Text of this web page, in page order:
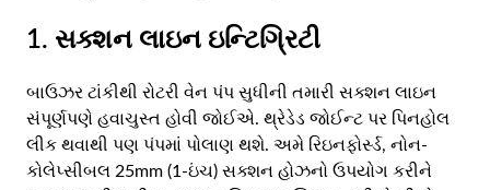
1. સક્શન લાઇન ઇન્ટિગ્રિટી
બાઉઝર ટાંકીથી રોટરી વેન પંપ સુધીની તમારી સક્શન લાઇન
સંપૂર્ણપણે હવાચુસ્ત હોવી જોઈએ. થ્રેડેડ જોઈન્ટ પર પિનહોલ
લીક થવાથી પણ પંપમાં પોલાણ થશે. અમે રિઇનફોર્સ્ડ, નોન-
કોલેપ્સીબલ 25mm (1-ઇંચ) સક્શન હોઝનો ઉપયોગ કરીને